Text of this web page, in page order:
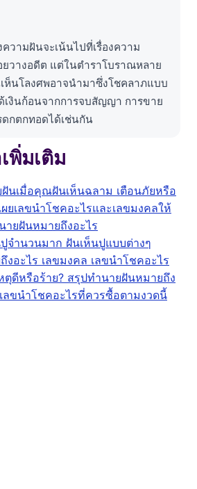
วามฝันจะเน้นไปที่เรื่องความ
วางอดีต แต่ในตำราโบราณหลาย
ห็นโลงศพอาจนำมาซึ่งโชคลาภแบบ
เงินก้อนจากการจบสัญญา การขาย
กตกทอดได้เช่นกัน
พิ่มเติม
ฝันเมื่อคุณฝันเห็นฉลาม เตือนภัยหรือ
ยเลขนำโชคอะไรและเลขมงคลให้
ายฝันหมายถึงอะไร
จำนวนมาก ฝันเห็นปูแบบต่างๆ
อะไร เลขมงคล เลขนำโชคอะไร
ตุดีหรือร้าย? สรุปทำนายฝันหมายถึง
ลขนำโชคอะไรที่ควรซื้อตามงวดนี้